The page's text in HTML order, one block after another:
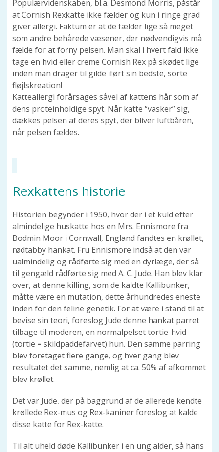
Populærvidenskaben, bl.a. Desmond Morris, påstår
at Cornish Rexkatte ikke fælder og kun i ringe grad
giver allergi. Faktum er at de fælder lige så meget
som andre behårede væsener, der nødvendigvis må
fælde for at forny pelsen. Man skal i hvert fald ikke
tage en hvid eller creme Cornish Rex på skødet lige
inden man drager til gilde iført sin bedste, sorte
fløjlskreation!
Katteallergi forårsages såvel af kattens hår som af
dens proteinholdige spyt. Når katte “vasker” sig,
dækkes pelsen af deres spyt, der bliver luftbåren,
når pelsen fældes.
Rexkattens historie
Historien begynder i 1950, hvor der i et kuld efter
almindelige huskatte hos en Mrs. Ennismore fra
Bodmin Moor i Cornwall, England fandtes en krøllet,
rødtabby hankat. Fru Ennismore indså at den var
ualmindelig og rådførte sig med en dyrlæge, der så
til gengæld rådførte sig med A. C. Jude. Han blev klar
over, at denne killing, som de kaldte Kallibunker,
måtte være en mutation, dette århundredes eneste
inden for den feline genetik. For at være i stand til at
bevise sin teori, foreslog Jude denne hankat parret
tilbage til moderen, en normalpelset tortie-hvid
(tortie = skildpaddefarvet) hun. Den samme parring
blev foretaget flere gange, og hver gang blev
resultatet det samme, nemlig at ca. 50% af afkommet
blev krøllet.
Det var Jude, der på baggrund af de allerede kendte
krøllede Rex-mus og Rex-kaniner foreslog at kalde
disse katte for Rex-katte.
Til alt uheld døde Kallibunker i en ung alder, så hans